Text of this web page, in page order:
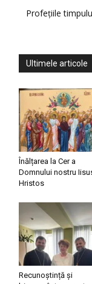
Profețiile
Ultimele articole
Înălțarea la Cer a
Domnului nostru
Hristos
Recunoștință și